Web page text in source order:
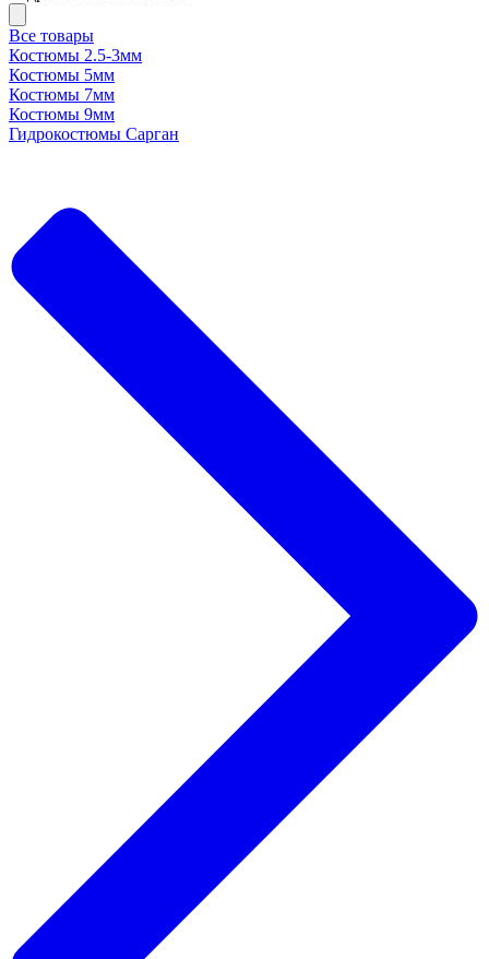
Все товары
Костюмы 2.5-3мм
Костюмы 5мм
Костюмы 7мм
Костюмы 9мм
Гидрокостюмы Сарган